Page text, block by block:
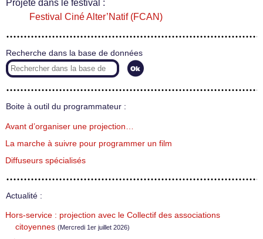
Projeté dans le festival :
Festival Ciné Alter’Natif (FCAN)
Recherche dans la base de données
Boite à outil du programmateur :
Avant d’organiser une projection…
La marche à suivre pour programmer un film
Diffuseurs spécialisés
Actualité :
Hors-service : projection avec le Collectif des associations
citoyennes (Mercredi 1er juillet 2026)